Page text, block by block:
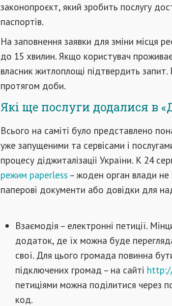
законопроєкт, який зробить послугу
паспортів.
На заповнення заявки для зміни місця
до 15 хвилин. Якщо користувач
власник житлоплощі підтвердить
протягом доби.
Які ще послуги додалися в
Всього на саміті було представлено
уже запущеними та сервісами і
процесу діджиталізаціі України. К 24
режим paperless – жоден орган влади
паперові документи або довідки для
Взаємодія – електронні петиції.
додаток, де їх можна буде
свої. Для цього громада повинна
підключених громад – на сайті
петиціями можна поділитися через
код.